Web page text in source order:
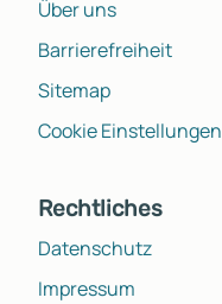
Über uns
Barrierefreiheit
Sitemap
Cookie Einstellungen
Rechtliches
Datenschutz
Impressum